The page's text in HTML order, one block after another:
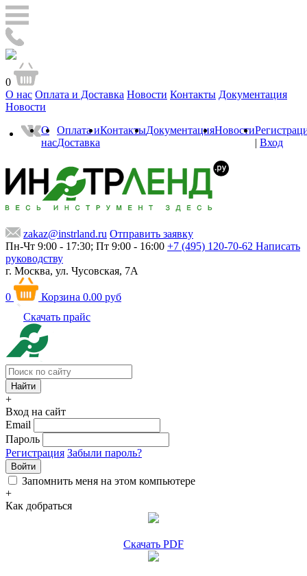
0
О нас Оплата и Доставка Новости Контакты Документация
Новости
О
нас
Оплата и
Доставка
КонтактыДокументацияНовости
| Вход
zakaz@instrland.ru Отправить заявку
Пн-Чт 9:00 - 17:30; Пт 9:00 - 16:00 +7 (495) 120-70-62 Написать
руководству
г. Москва, ул. Чусовская, 7А
0 Корзина 0.00 руб
Скачать прайс
+
Вход на сайт
Email
Пароль
Регистрация Забыли пароль?
Войти
Запомнить меня на этом компьютере
+
Как добраться
Скачать PDF